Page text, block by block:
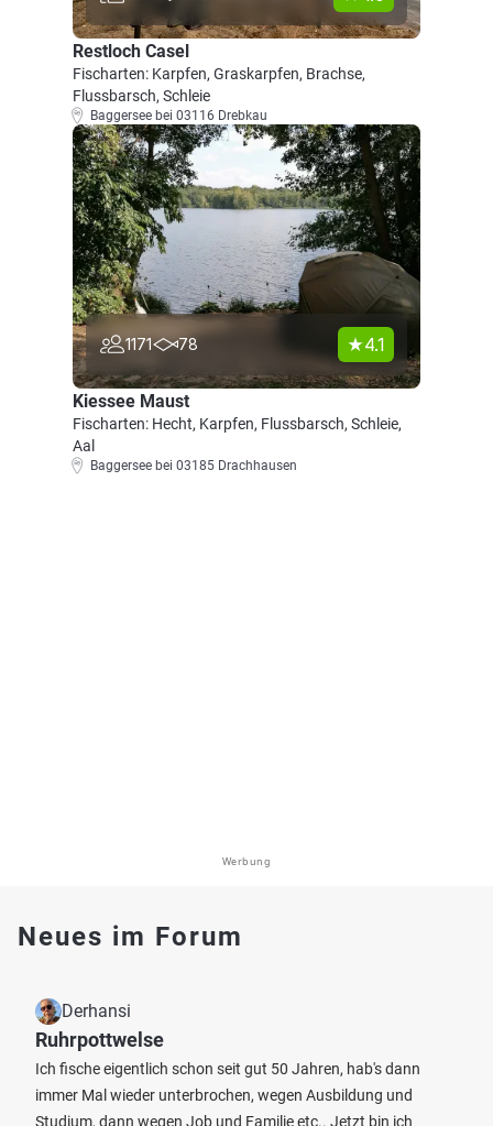
Restloch Casel
Fischarten: Karpfen, Graskarpfen, Brachse,
Flussbarsch, Schleie
Baggersee bei 03116 Drebkau
1171 78 4.1
Kiessee Maust
Fischarten: Hecht, Karpfen, Flussbarsch, Schleie,
Aal
Baggersee bei 03185 Drachhausen
Werbung
Neues im Forum
Derhansi
Ruhrpottwelse
Ich fische eigentlich schon seit gut 50 Jahren, hab's dann
immer Mal wieder unterbrochen, wegen Ausbildung und
Studium, dann wegen Job und Familie etc.. Jetzt bin ich